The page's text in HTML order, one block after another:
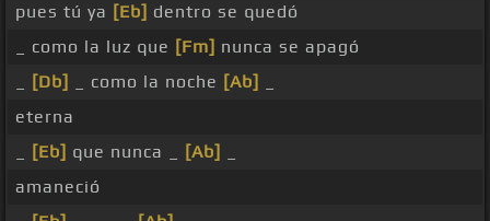
pues tú ya [Eb] dentro se quedó
_ como la luz que [Fm] nunca se apagó
[Db] _ como la noche [Ab]
eterna
[Eb] que nunca _ [Ab]
amaneció